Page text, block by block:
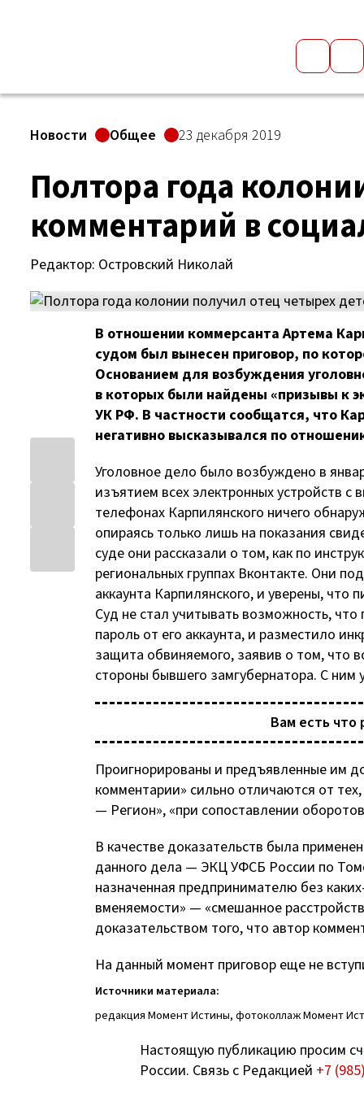
Новости Общее 23 декабря 2019
Полтора года
комментарий в
Редактор: Островский Николай
В отношении коммерсанта Артема
судом был вынесен приговор, по
Основанием для возбуждения
в которых были найдены «призывы к
УК РФ. В частности сообщатся, что
негативно высказывался по
Уголовное дело было возбуждено в
изъятием всех электронных устройств
телефонах Карпилянского ничего
опираясь только лишь на показания
суде они рассказали о том, как по
региональных группах Вконтакте. Они
аккаунта Карпилянского, и уверены,
Суд не стал учитывать возможность,
пароль от его аккаунта, и разместило
защита обвиняемого, заявив о том, что
стороны бывшего замгубернатора. С ним
Проигнорированы и предъявленные им
комментарии» сильно отличаются от
— Регион», «при сопоставлении
В качестве доказательств была
данного дела — ЭКЦ УФСБ России по
назначенная предпринимателю без
вменяемости» — «смешанное
доказательством того, что автор
На данный момент приговор еще не
Вам есть что
Источники материала:
редакция Момент Истины, фотоколлаж Момент
Настоящую публикацию просим
России. Связь с Редакцией +7